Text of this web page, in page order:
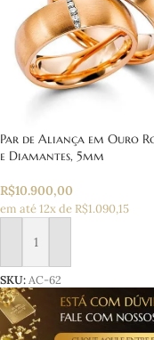
Par de Aliança em Ouro
e Diamantes, 5mm
R$10.900,00
em até 12x de R$1.090,15
Adicionar ao carrinho
SKU:AC-62